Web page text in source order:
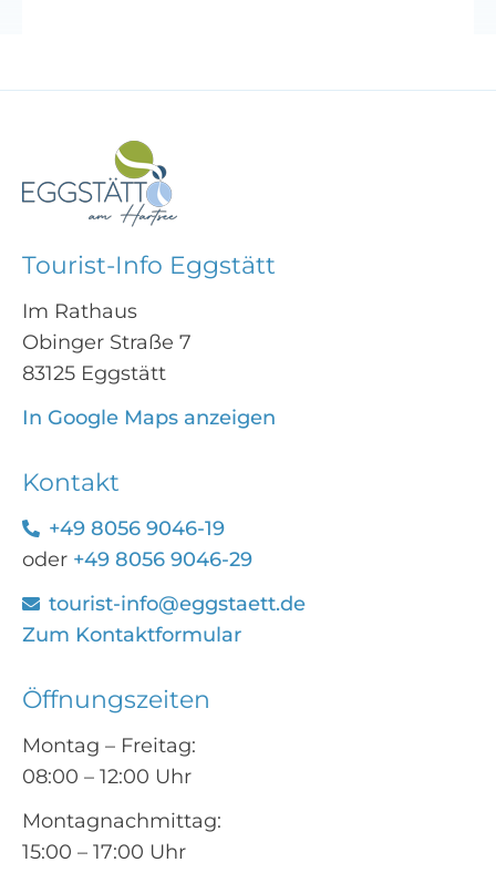
Tourist-Info Eggstätt
Im Rathaus
Obinger Straße 7
83125 Eggstätt
In Google Maps anzeigen
Kontakt
+49 8056 9046-19
oder +49 8056 9046-29
tourist-info@eggstaett.de
Zum Kontaktformular
Öffnungszeiten
Montag – Freitag:
08:00 – 12:00 Uhr
Montagnachmittag:
15:00 – 17:00 Uhr